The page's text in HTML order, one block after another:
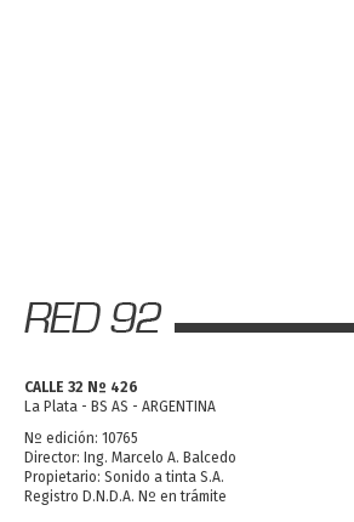
CALLE 32 Nº 426
La Plata - BS AS - ARGENTINA
Nº edición: 10765
Director: Ing. Marcelo A. Balcedo
Propietario: Sonido a tinta S.A.
Registro D.N.D.A. Nº en trámite